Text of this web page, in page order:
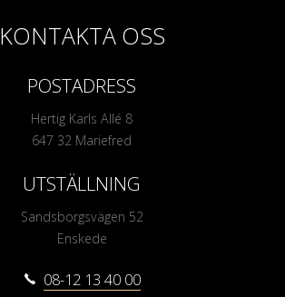
KONTAKTA OSS
POSTADRESS
Hertig Karls Allé 8
647 32 Mariefred
UTSTÄLLNING
Sandsborgsvägen 52
Enskede
08-12 13 40 00